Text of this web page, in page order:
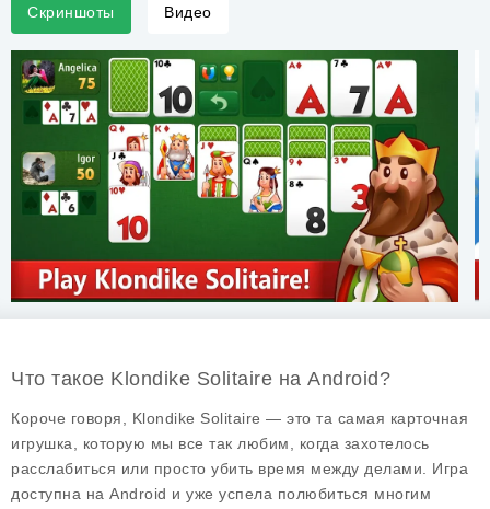
Скриншоты Видео
Что такое Klondike Solitaire на Android?
Короче говоря, Klondike Solitaire — это та самая карточная
игрушка, которую мы все так любим, когда захотелось
расслабиться или просто убить время между делами. Игра
доступна на Android и уже успела полюбиться многим